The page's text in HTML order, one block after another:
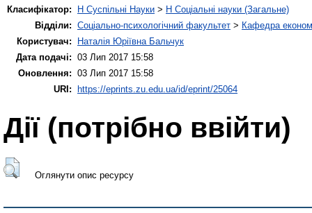
Класифікатор:
H Суспільні Науки > H Соціальні науки (Загальне)
Відділи: Соціально-психологічний факультет > Кафедра
Користувач:
Наталія Юріївна Бальчук
Дата подачі: 03 Лип 2017 15:58
Оновлення: 03 Лип 2017 15:58
URI:
https://eprints.zu.edu.ua/id/eprint/25064
Дії ​​(потрібно ввійти)
Оглянути опис ресурсу